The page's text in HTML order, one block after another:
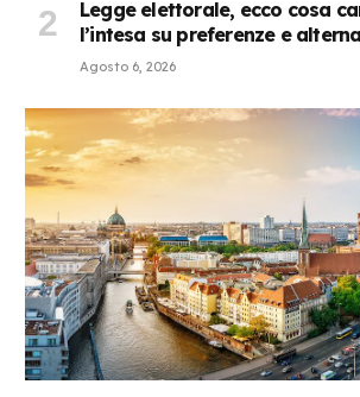
Legge elettorale, ecco cosa
l’intesa su preferenze e
Agosto 6, 2026